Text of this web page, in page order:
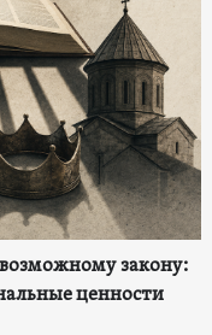
закону:
ценности